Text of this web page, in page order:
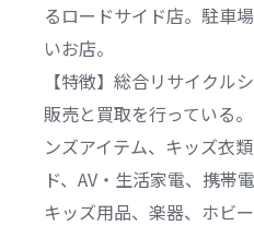
るロードサイド店。駐車
いお店。
【特徴】総合リサイクル
販売と買取を行っている
ンズアイテム、キッズ衣
ド、AV・生活家電、携帯
キッズ用品、楽器、ホビ